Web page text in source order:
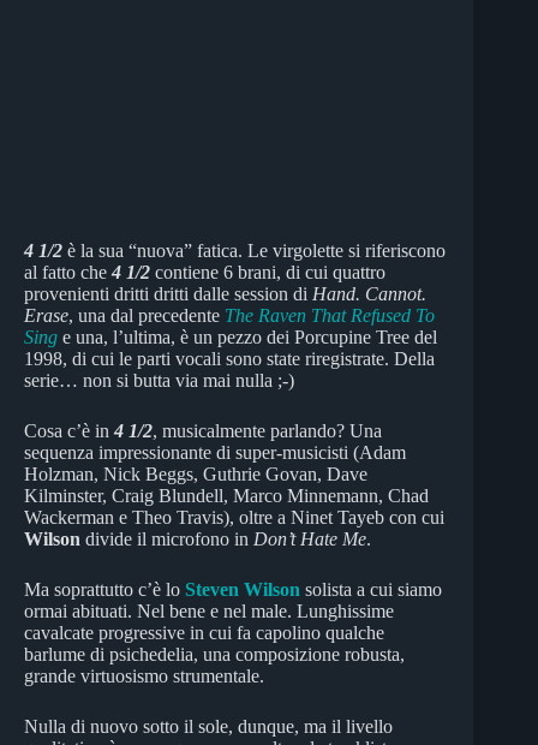
4 1/2 è la sua “nuova” fatica. Le virgolette si riferiscono
al fatto che 4 1/2 contiene 6 brani, di cui quattro
provenienti dritti dritti dalle session di Hand. Cannot.
Erase, una dal precedente The Raven That Refused To
Sing e una, l’ultima, è un pezzo dei Porcupine Tree del
1998, di cui le parti vocali sono state riregistrate. Della
serie… non si butta via mai nulla ;-)
Cosa c’è in 4 1/2, musicalmente parlando? Una
sequenza impressionante di super-musicisti (Adam
Holzman, Nick Beggs, Guthrie Govan, Dave
Kilminster, Craig Blundell, Marco Minnemann, Chad
Wackerman e Theo Travis), oltre a Ninet Tayeb con cui
Wilson divide il microfono in Don’t Hate Me.
Ma soprattutto c’è lo Steven Wilson solista a cui siamo
ormai abituati. Nel bene e nel male. Lunghissime
cavalcate progressive in cui fa capolino qualche
barlume di psichedelia, una composizione robusta,
grande virtuosismo strumentale.
Nulla di nuovo sotto il sole, dunque, ma il livello